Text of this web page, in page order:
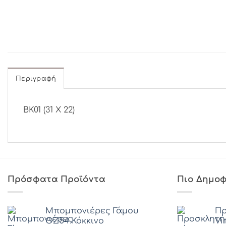
Περιγραφή
BΚ01 (31 Χ 22)
Πρόσφατα Προϊόντα
Μπομπονιέρες Γάμου
ΘZ54 Κόκκινο
Πιο